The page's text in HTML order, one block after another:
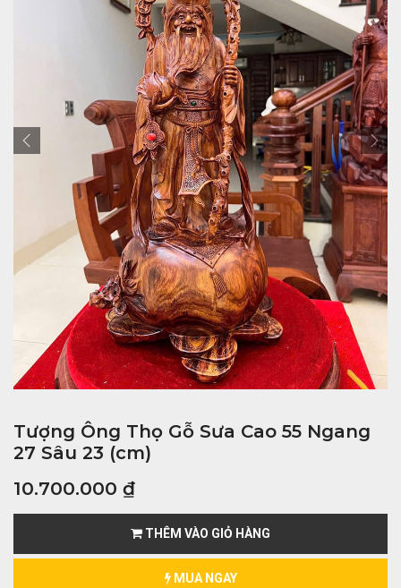
Tượng Ông Thọ Gỗ Sưa Cao 55 Ngang
27 Sâu 23 (cm)
10.700.000 ₫
THÊM VÀO GIỎ HÀNG
MUA NGAY